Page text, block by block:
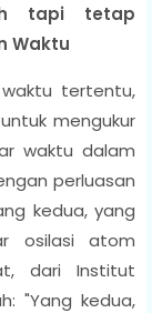
tapi tetap
Waktu
tertentu,
mengukur
waktu dalam
perluasan
kedua, yang
osilasi atom
dari Institut
"Yang kedua,